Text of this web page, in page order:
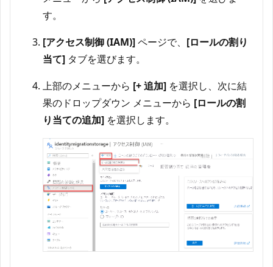
す。
[アクセス制御 (IAM)]ページで、 [ロールの割り
当て] タブを選びます。
上部のメニューから [+ 追加] を選択し、次に結
果のドロップダウン メニューから [ロールの割
り当ての追加] を選択します。